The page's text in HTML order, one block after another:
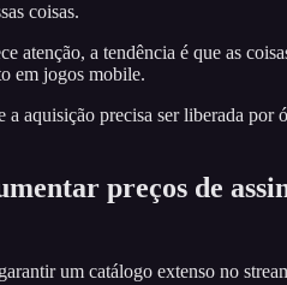
coisas.
atenção, a tendência é que as
em jogos mobile.
aquisição precisa ser liberada
preços de
um catálogo extenso no